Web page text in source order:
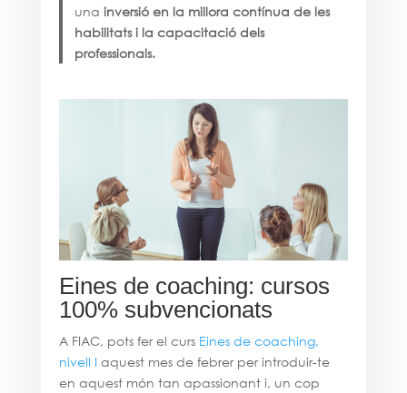
una inversió en la millora contínua de les
habilitats i la capacitació dels
professionals.
Eines de coaching: cursos
100% subvencionats
A FIAC, pots fer el curs Eines de coaching,
nivell I aquest mes de febrer per introduir-te
en aquest món tan apassionant i, un cop